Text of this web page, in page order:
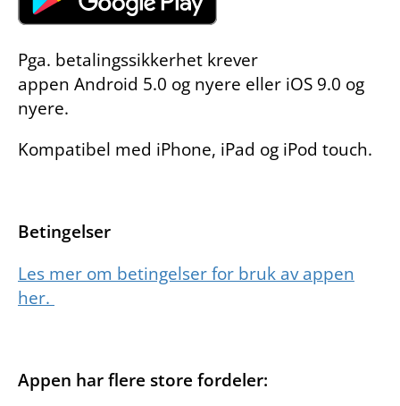
Pga. betalingssikkerhet krever
appen Android 5.0 og nyere eller iOS 9.0 og
nyere.
Kompatibel med iPhone, iPad og iPod touch.
Betingelser
Les mer om betingelser for bruk av appen
her.
Appen har flere store fordeler: